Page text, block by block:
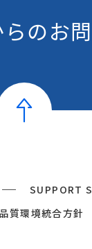
のお
SUPPORT
品質環境統合方針